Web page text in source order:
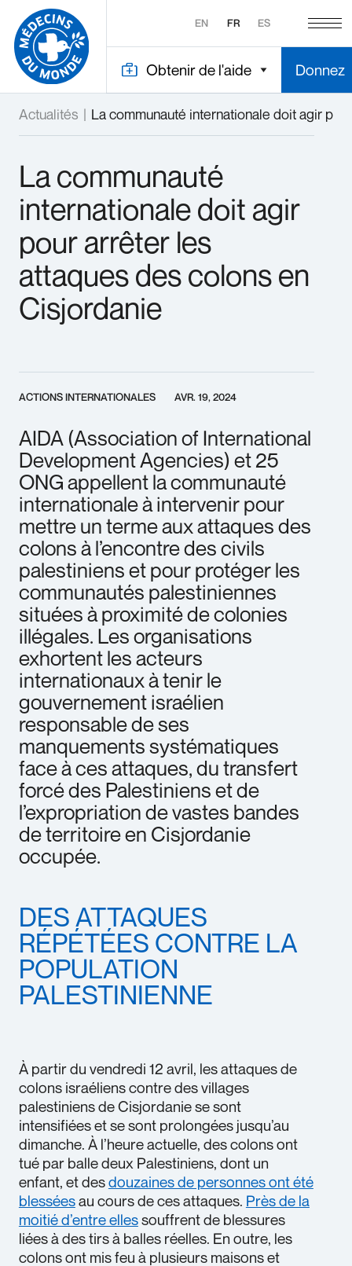
EN FR ES
Obtenir de l'aide Donnez
Actualités | La communauté internationale doit agir
La communauté
internationale doit agir
pour arrêter les
attaques des colons en
Cisjordanie
ACTIONS INTERNATIONALES AVR. 19, 2024
AIDA (Association of International
Development Agencies) et 25
ONG appellent la communauté
internationale à intervenir pour
mettre un terme aux attaques des
colons à l’encontre des civils
palestiniens et pour protéger les
communautés palestiniennes
situées à proximité de colonies
illégales. Les organisations
exhortent les acteurs
internationaux à tenir le
gouvernement israélien
responsable de ses
manquements systématiques
face à ces attaques, du transfert
forcé des Palestiniens et de
l’expropriation de vastes bandes
de territoire en Cisjordanie
occupée.
DES ATTAQUES
RÉPÉTÉES CONTRE LA
POPULATION
PALESTINIENNE
À partir du vendredi 12 avril, les attaques de
colons israéliens contre des villages
palestiniens de Cisjordanie se sont
intensifiées et se sont prolongées jusqu’au
dimanche. À l’heure actuelle, des colons ont
tué par balle deux Palestiniens, dont un
enfant, et desdouzaines de personnes ont été
blesséesau cours de ces attaques. Près de la
moitié d’entre ellessouffrent de blessures
liées à des tirs à balles réelles. En outre, les
colons ont mis feu à plusieurs maisons et